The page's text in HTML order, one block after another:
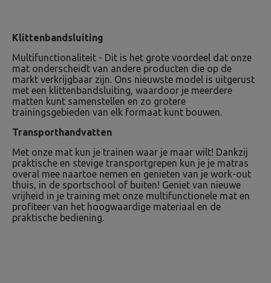
Klittenbandsluiting
Multifunctionaliteit - Dit is het grote voordeel dat onze
mat onderscheidt van andere producten die op de
markt verkrijgbaar zijn. Ons nieuwste model is uitgerust
met een klittenbandsluiting, waardoor je meerdere
matten kunt samenstellen en zo grotere
trainingsgebieden van elk formaat kunt bouwen.
Transporthandvatten
Met onze mat kun je trainen waar je maar wilt! Dankzij
praktische en stevige transportgrepen kun je je matras
overal mee naartoe nemen en genieten van je work-out
thuis, in de sportschool of buiten! Geniet van nieuwe
vrijheid in je training met onze multifunctionele mat en
profiteer van het hoogwaardige materiaal en de
praktische bediening.